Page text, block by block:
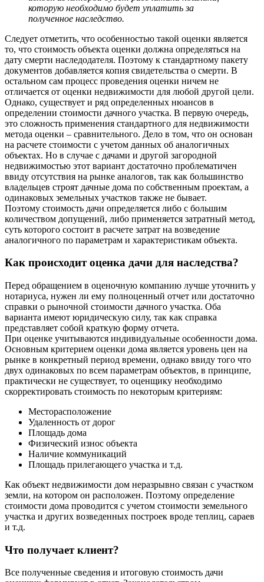
которую необходимо будет уплатить за
полученное наследство.
Следует отметить, что особенностью такой оценки является
то, что стоимость объекта оценки должна определяться на
дату смерти наследодателя. Поэтому к стандартному пакету
документов добавляется копия свидетельства о смерти. В
остальном сам процесс проведения оценки ничем не
отличается от оценки недвижимости для любой другой цели.
Однако, существует и ряд определенных нюансов в
определении стоимости дачного участка. В первую очередь,
это сложность применения стандартного для недвижимости
метода оценки – сравнительного. Дело в том, что он основан
на расчете стоимости с учетом данных об аналогичных
объектах. Но в случае с дачами и другой загородной
недвижимостью этот вариант достаточно проблематичен
ввиду отсутствия на рынке аналогов, так как большинство
владельцев строят дачные дома по собственным проектам, а
одинаковых земельных участков также не бывает.
Поэтому стоимость дачи определяется либо с большим
количеством допущений, либо применяется затратный метод,
суть которого состоит в расчете затрат на возведение
аналогичного по параметрам и характеристикам объекта.
Как происходит оценка дачи для наследства?
Перед обращением в оценочную компанию лучше уточнить у
нотариуса, нужен ли ему полноценный отчет или достаточно
справки о рыночной стоимости дачного участка. Оба
варианта имеют юридическую силу, так как справка
представляет собой краткую форму отчета.
При оценке учитываются индивидуальные особенности дома.
Основным критерием оценки дома является уровень цен на
рынке в конкретный период времени, однако ввиду того что
двух одинаковых по всем параметрам объектов, в принципе,
практически не существует, то оценщику необходимо
скорректировать стоимость по некоторым критериям:
Месторасположение
Удаленность от дорог
Площадь дома
Физический износ объекта
Наличие коммуникаций
Площадь прилегающего участка и т.д.
Как объект недвижимости дом неразрывно связан с участком
земли, на котором он расположен. Поэтому определение
стоимости дома проводится с учетом стоимости земельного
участка и других возведенных построек вроде теплиц, сараев
и т.д.
Что получает клиент?
Все полученные сведения и итоговую стоимость дачи